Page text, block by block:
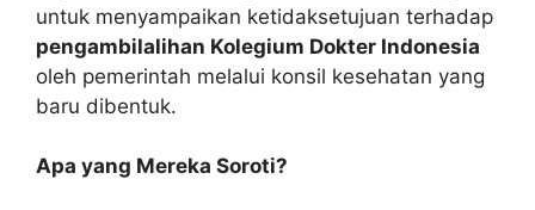
untuk menyampaikan ketidaksetujuan terhadap
pengambilalihan Kolegium Dokter Indonesia
oleh pemerintah melalui konsil kesehatan yang
baru dibentuk.
Apa yang Mereka Soroti?